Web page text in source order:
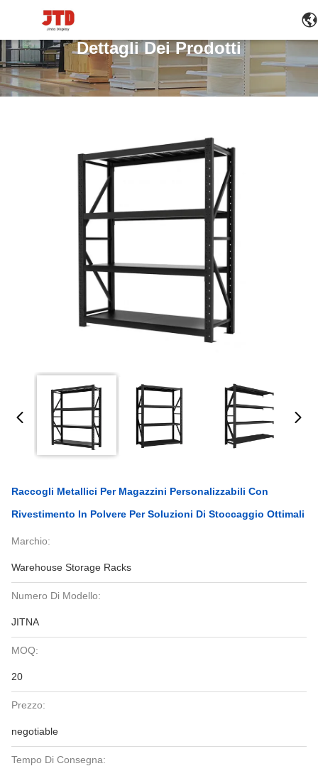
Dettagli Dei Prodotti
Raccogli Metallici Per Magazzini Personalizzabili Con
Rivestimento In Polvere Per Soluzioni Di Stoccaggio Ottimali
Marchio:
Warehouse Storage Racks
Numero Di Modello:
JITNA
MOQ:
20
Prezzo:
negotiable
Tempo Di Consegna: